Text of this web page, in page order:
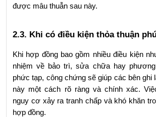
được mâu thuẫn sau này.
2.3. Khi có điều kiện thỏa thuận
Khi hợp đồng bao gồm nhiều điều kiện
nhiệm về bảo trì, sửa chữa hay
phức tạp, công chứng sẽ giúp các bên ghi
này một cách rõ ràng và chính xác.
nguy cơ xảy ra tranh chấp và khó khăn
hợp đồng.